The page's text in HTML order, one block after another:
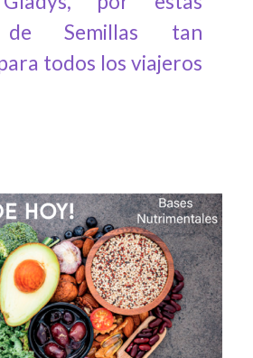
de Semillas tan
todos los viajeros